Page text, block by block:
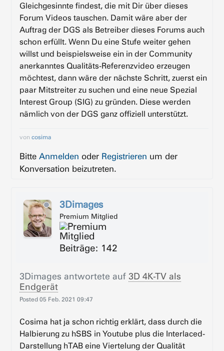
Gleichgesinnte findest, die mit Dir über dieses
Forum Videos tauschen. Damit wäre aber der
Auftrag der DGS als Betreiber dieses Forums auch
schon erfüllt. Wenn Du eine Stufe weiter gehen
willst und beispielsweise ein in der Community
anerkanntes Qualitäts-Referenzvideo erzeugen
möchtest, dann wäre der nächste Schritt, zuerst ein
paar Mitstreiter zu suchen und eine neue Spezial
Interest Group (SIG) zu gründen. Diese werden
nämlich von der DGS ganz offiziell unterstützt.
voncosima
BitteAnmelden oder Registrieren um der
Konversation beizutreten.
3Dimages
Premium Mitglied
Beiträge: 142
3Dimages antwortete auf3D 4K-TV als
Endgerät
Posted05 Feb. 2021 09:47
Cosima hat ja schon richtig erklärt, dass durch die
Halbierung zu hSBS in Youtube plus die Interlaced-
Darstellung hTAB eine Viertelung der Qualität